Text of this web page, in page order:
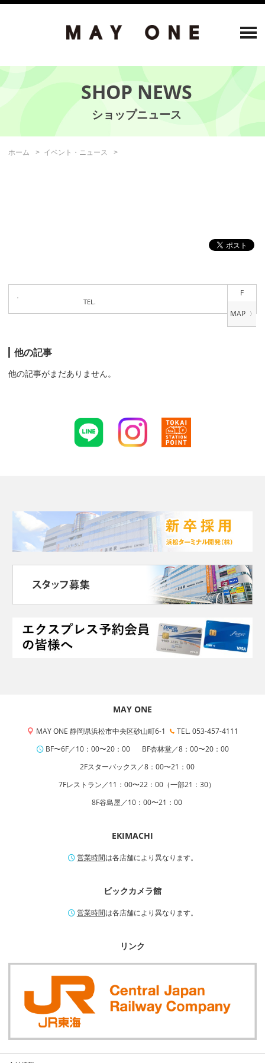
SHOP NEWS
ホーム イベント・ニュース
F
TEL.
他の記事
他の記事がまだありません。
MAY ONE
MAY ONE 静岡県浜松市中央区砂山町6-1
TEL. 053-457-4111
BF〜6F／10：00〜20：00
BF杏林堂／8：00〜20：00
2Fスターバックス／8：00〜21：00
7Fレストラン／11：00〜22：00（一部21：30）
8F谷島屋／10：00〜21：00
EKIMACHI
営業時間は各店舗により異なります。
ビックカメラ館
営業時間は各店舗により異なります。
リンク